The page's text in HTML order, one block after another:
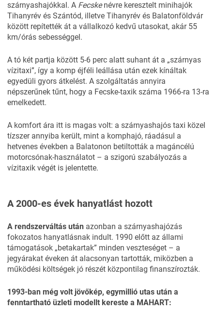
szárnyashajókkal. A Fecskenévre keresztelt minihajók
Tihanyrév és Szántód, illetve Tihanyrév és Balatonföldvár
között repítették át a vállalkozó kedvű utasokat, akár 55
km/órás sebességgel.
A tó két partja között 5-6 perc alatt suhant át a „szárnyas
vízitaxi”, így a komp éjféli leállása után ezek kínáltak
egyedüli gyors átkelést. A szolgáltatás annyira
népszerűnek tűnt, hogy a Fecske-taxik száma 1966-ra 13-ra
emelkedett.
A komfort ára itt is magas volt: a szárnyashajós taxi közel
tízszer annyiba került, mint a komphajó, ráadásul a
hetvenes években a Balatonon betiltották a magáncélú
motorcsónak-használatot – a szigorú szabályozás a
vízitaxik végét is jelentette.
A 2000-es évek hanyatlást hozott
A rendszerváltás után azonban a szárnyashajózás
fokozatos hanyatlásnak indult. 1990 előtt az állami
támogatások „betakartak” minden veszteséget – a
jegyárakat éveken át alacsonyan tartották, miközben a
működési költségek jó részét központilag finanszírozták.
1993-ban még volt jövőkép, egymillió utas után a
fenntartható üzleti modellt kereste a MAHART: